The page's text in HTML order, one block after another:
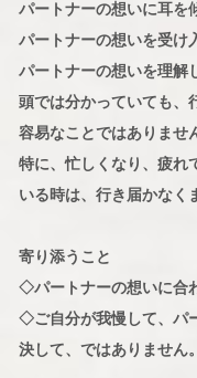
パートナーの想いに耳を
パートナーの想いを受け
パートナーの想いを理解
頭では分かっていても、
容易なことではありませ
特に、忙しくなり、疲れ
いる時は、行き届かなく
寄り添うこと
◇パートナーの想いに合
◇ご自分が我慢して、パ
決して、ではありませ